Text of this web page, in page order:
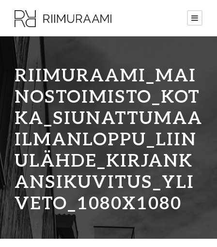
RIIMURAAMI_MAI
NOSTOIMISTO_KOT
KA_SIUNATTUMAA
ILMANLOPPU_LIIN
ULÄHDE_KIRJANK
ANSIKUVITUS_YLI
VETO_1080X1080